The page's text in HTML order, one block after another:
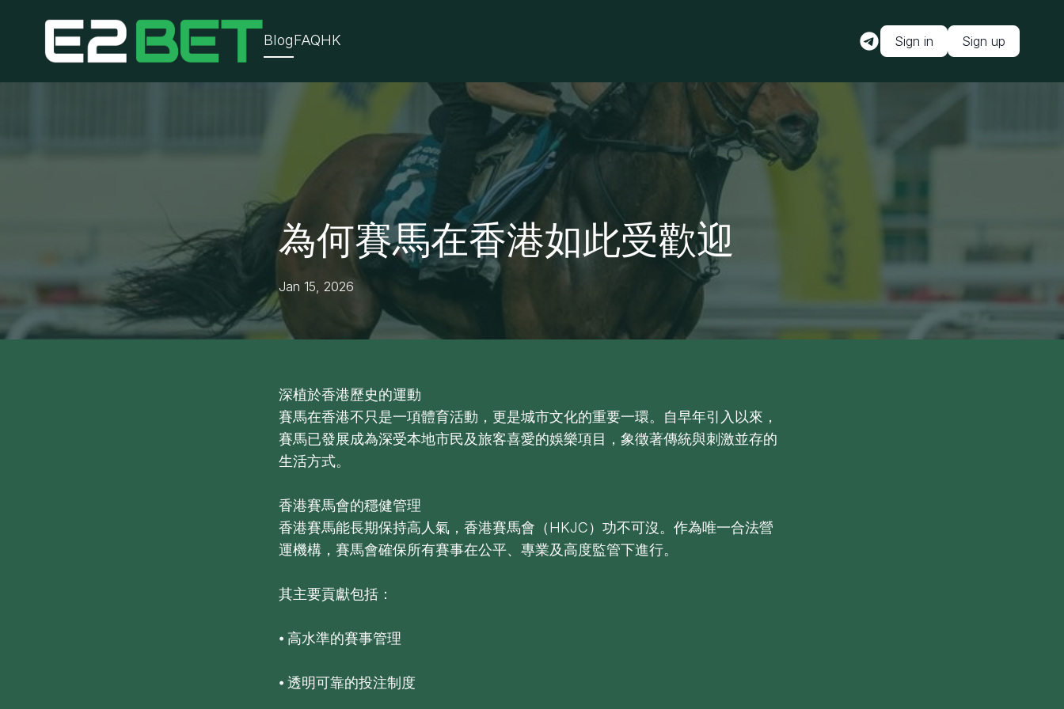
BlogFAQHK Sign in Sign up
為何賽馬在香港如此受歡迎
Jan 15, 2026
深植於香港歷史的運動
賽馬在香港不只是一項體育活動，更是城市文化的重要一環。自早年引入以來，
賽馬已發展成為深受本地市民及旅客喜愛的娛樂項目，象徵著傳統與刺激並存的
生活方式。
香港賽馬會的穩健管理
香港賽馬能長期保持高人氣，香港賽馬會（HKJC）功不可沒。作為唯一合法營
運機構，賽馬會確保所有賽事在公平、專業及高度監管下進行。
其主要貢獻包括：
⦁ 高水準的賽事管理
⦁ 透明可靠的投注制度